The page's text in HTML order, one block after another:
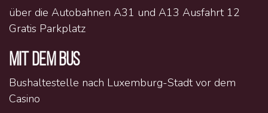
über die Autobahnen A31 und A13 Ausfahrt 12
Gratis Parkplatz
MIT DEM BUS
Bushaltestelle nach Luxemburg-Stadt vor dem
Casino